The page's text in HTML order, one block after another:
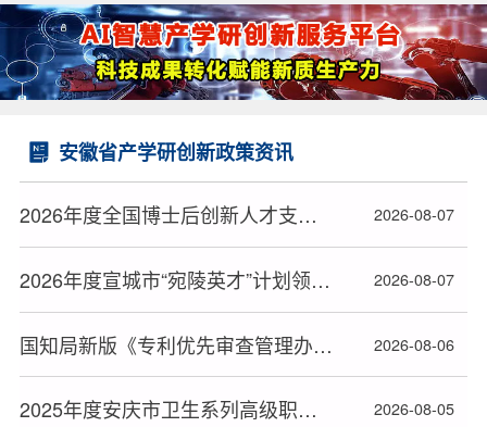
安徽省产学研创新政策资讯
2026年度全国博士后创新人才支持计划获选人员名单公布 2026-08-07
2026年度宣城市“宛陵英才”计划领军项目教育人才拟入选人员名单公布 2026-08-07
国知局新版《专利优先审查管理办法》2026年9月1日起施行 2026-08-06
2025年度安庆市卫生系列高级职称评审通过人员公示 2026-08-05